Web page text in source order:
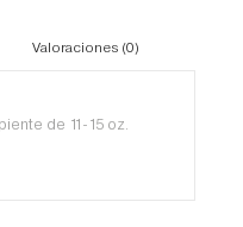
Valoraciones (0)
de 11-15 oz.